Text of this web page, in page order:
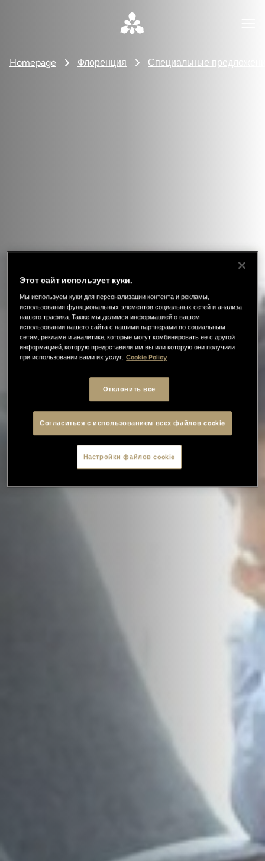
Homepage Флоренция Специальные
Этот сайт использует куки.
Мы используем куки для персонализации контента и рекламы,
использования функциональных элементов социальных сетей и анализа
нашего трафика. Также мы делимся информацией о вашем
использовании нашего сайта с нашими партнерами по социальным
сетям, рекламе и аналитике, которые могут комбинировать ее с другой
информацией, которую предоставили им вы или которую они получили
при использовании вами их услуг. Cookie Policy
Отклонить все
Согласиться с использованием всех файлов cookie
Настройки файлов cookie